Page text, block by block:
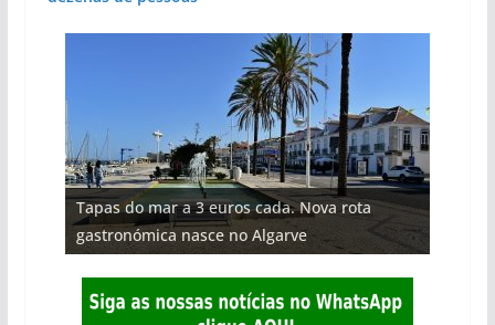
Tapas do mar a 3 euros cada. Nova rota
gastronómica nasce no Algarve
Milagre da água. Fontes emblemáticas do
Algarve voltam a ter vida (com vídeo)
Projeto milionário: investimento de 108
milhões de euros na construção de dois
hotéis (com vídeo)
Foto do dia: uma cidade algarvia que cresceu
entre redes e fábricas
Tempestades roubam areia de praias e põem
arribas em risco no Algarve (com vídeo)